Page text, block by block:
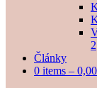
2
Články
0 items – 0,00